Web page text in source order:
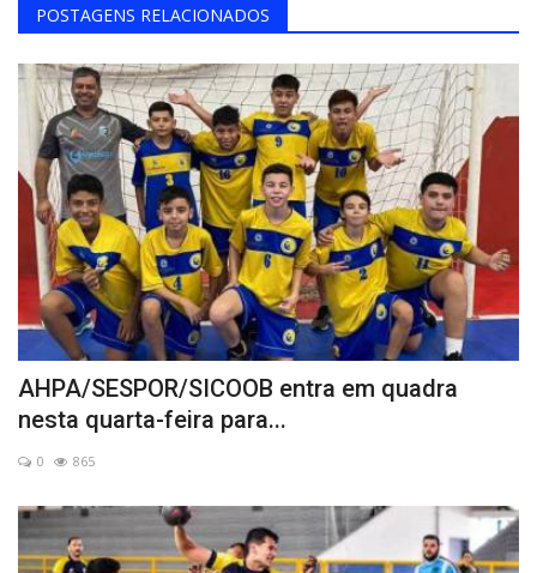
POSTAGENS RELACIONADOS
AHPA/SESPOR/SICOOB entra em quadra
nesta quarta-feira para...
0 865